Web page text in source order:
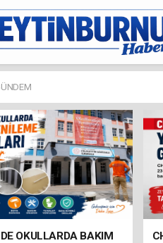
OKULLARDA BAKIM